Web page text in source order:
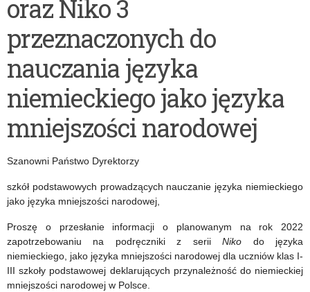
oraz Niko 3
przeznaczonych do
nauczania języka
niemieckiego jako języka
mniejszości narodowej
Szanowni Państwo Dyrektorzy
szkół podstawowych prowadzących nauczanie języka niemieckiego
jako języka mniejszości narodowej,
Proszę o przesłanie informacji o planowanym na rok 2022
zapotrzebowaniu na podręczniki z seriiNiko do języka
niemieckiego, jako języka mniejszości narodowej dla uczniów klas I-
III szkoły podstawowej deklarujących przynależność do niemieckiej
mniejszości narodowej w Polsce.
klas
IV-
VIII
„Mutyzm
Wybiórczy-
o
lęku
bez
lęku”
publicznych
i
niepublicznych
placówek
doskonalenia
nauczycieli
i
bibliotek
pedagogicznych